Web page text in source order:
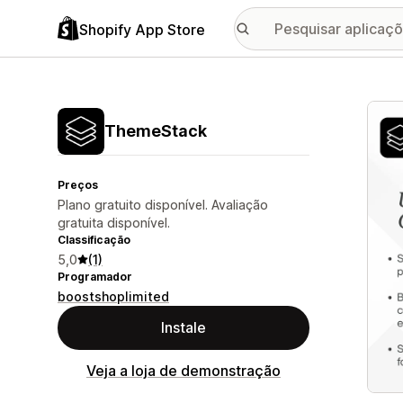
Shopify App Store
ThemeStack
Preços
Plano gratuito disponível. Avaliação
gratuita disponível.
Classificação
5,0 (1)
Programador
boostshoplimited
Instale
Veja a loja de demonstração